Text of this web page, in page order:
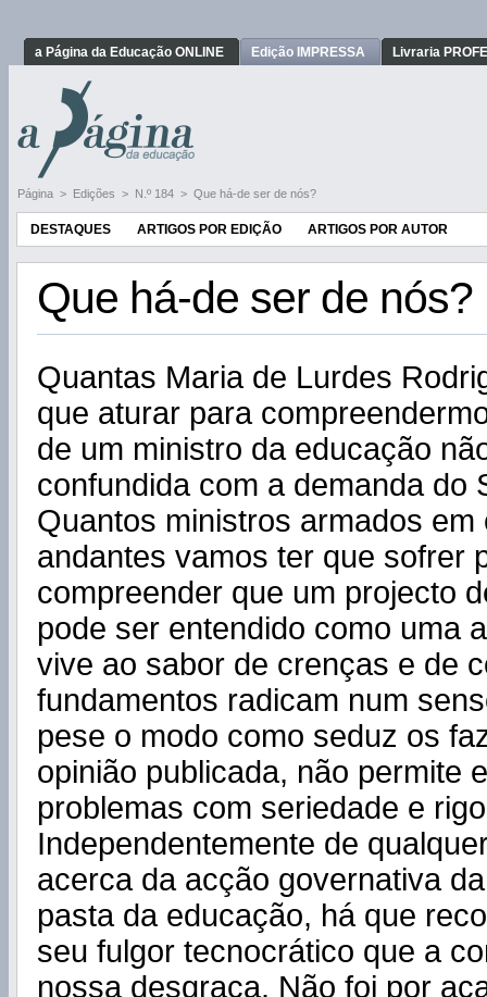
a Página da Educação ONLINE Edição IMPRESSA Livraria
Página > Edições > N.º 184 > Que há-de ser de nós?
DESTAQUES ARTIGOS POR EDIÇÃO ARTIGOS POR AUTOR
Que há-de ser de nós?
Quantas Maria de Lurdes
que aturar para
de um ministro da educação
confundida com a demanda do
Quantos ministros armados em
andantes vamos ter que sofrer
compreender que um projecto
pode ser entendido como uma
vive ao sabor de crenças e de
fundamentos radicam num
pese o modo como seduz os
opinião publicada, não permite
problemas com seriedade e
Independentemente de
acerca da acção governativa
pasta da educação, há que
seu fulgor tecnocrático que a
nossa desgraça. Não foi por